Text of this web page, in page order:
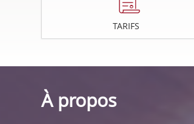
TARIFS
À propos